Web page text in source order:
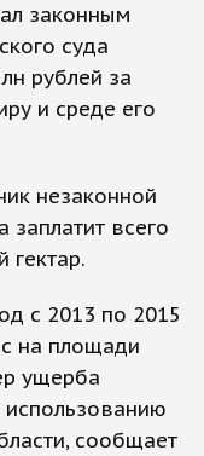
законным
суда
рублей за
и среде его
незаконной
заплатит всего
с 2013 по 2015
на площади
ущерба
использованию
сообщает